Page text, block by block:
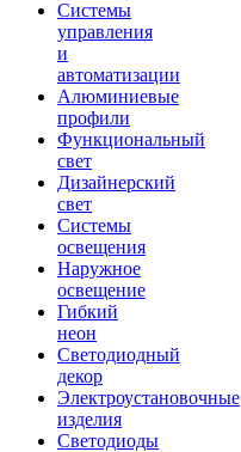
Системы
управления
и
автоматизации
Алюминиевые
профили
Функциональный
свет
Дизайнерский
свет
Системы
освещения
Наружное
освещение
Гибкий
неон
Светодиодный
декор
Электроустановочные
изделия
Светодиоды